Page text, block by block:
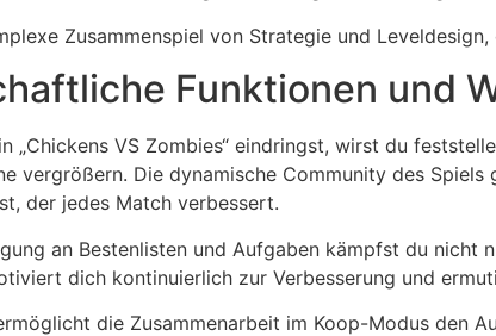
Zusammenspiel von Strategie und
Funktionen und
„Chickens VS Zombies“ eindringst, wirst du
vergrößern. Die dynamische Community des
der jedes Match verbessert.
an Bestenlisten und Aufgaben kämpfst du nicht
dich kontinuierlich zur Verbesserung und
die Zusammenarbeit im Koop-Modus den